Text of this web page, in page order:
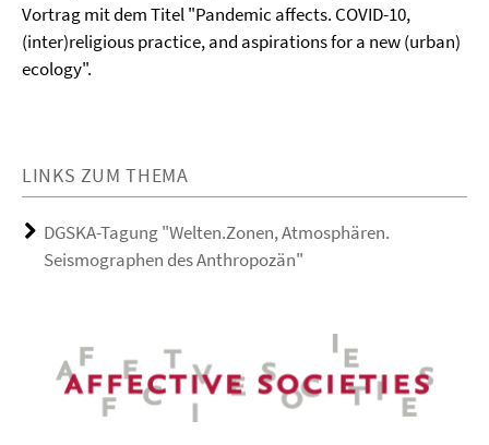
Vortrag mit dem Titel "Pandemic affects. COVID-10,
(inter)religious practice, and aspirations for a new (urban)
ecology".
LINKS ZUM THEMA
DGSKA-Tagung "Welten.Zonen, Atmosphären.
Seismographen des Anthropozän"